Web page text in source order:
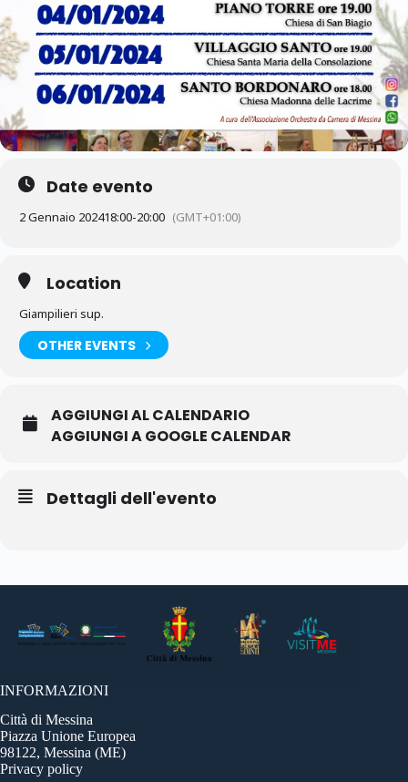
Date evento
2 Gennaio 202418:00-20:00 (GMT+01:00)
Location
Giampilieri sup.
OTHER EVENTS
AGGIUNGI AL CALENDARIO
AGGIUNGI A GOOGLE CALENDAR
Dettagli dell'evento
INFORMAZIONI
Città di Messina
Piazza Unione Europea
98122, Messina (ME)
Privacy policy